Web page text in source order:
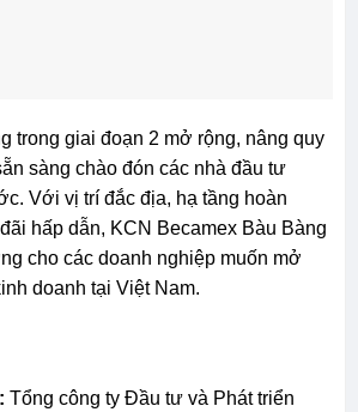
trong giai đoạn 2 mở rộng, nâng quy
sàng chào đón các nhà đầu tư
Với vị trí đắc địa, hạ tầng hoàn
hấp dẫn, KCN Becamex Bàu Bàng
cho các doanh nghiệp muốn mở
doanh tại Việt Nam.
Tổng công ty Đầu tư và Phát triển